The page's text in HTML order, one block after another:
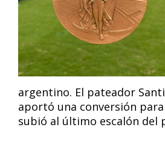
argentino. El pateador
aportó una conversión
subió al último escalón del